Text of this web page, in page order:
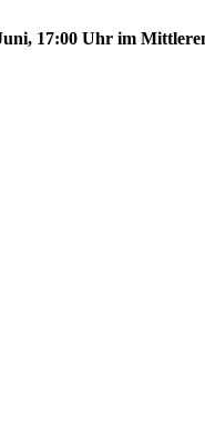
17:00 Uhr im